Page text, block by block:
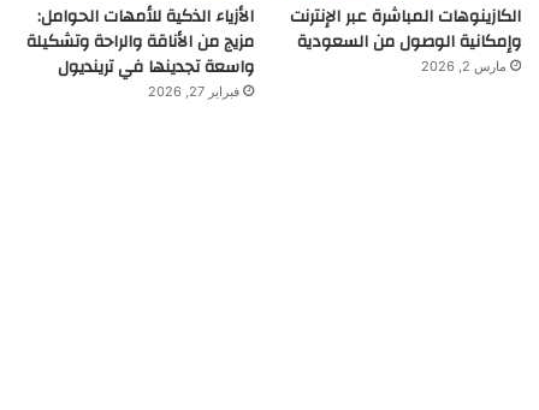
الكازينوهات المباشرة عبر الإنترنت
وإمكانية الوصول من السعودية
مارس 2, 2026
الأزياء الذكية للأمهات الحوامل:
مزيج من الأناقة والراحة وتشكيلة
واسعة تجدينها في ترينديول
فبراير 27, 2026